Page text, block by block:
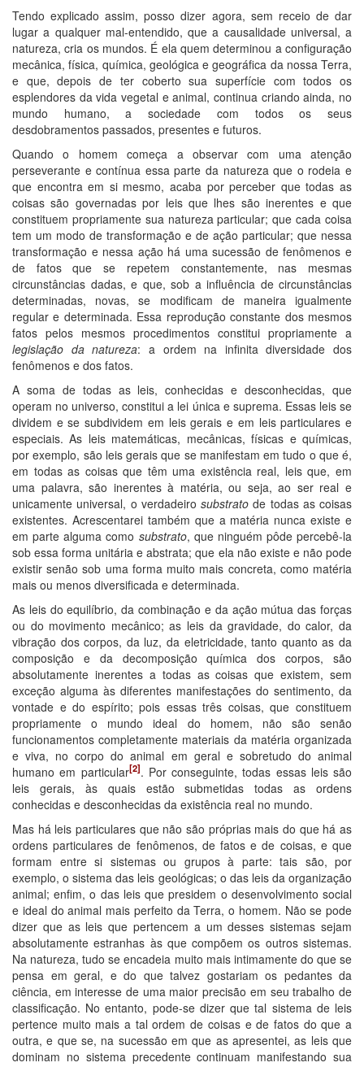
Tendo explicado assim, posso dizer agora, sem receio de dar
lugar a qualquer mal-entendido, que a causalidade universal, a
natureza, cria os mundos. É ela quem determinou a configuração
mecânica, física, química, geológica e geográfica da nossa Terra,
e que, depois de ter coberto sua superfície com todos os
esplendores da vida vegetal e animal, continua criando ainda, no
mundo humano, a sociedade com todos os seus
desdobramentos passados, presentes e futuros.
Quando o homem começa a observar com uma atenção
perseverante e contínua essa parte da natureza que o rodeia e
que encontra em si mesmo, acaba por perceber que todas as
coisas são governadas por leis que lhes são inerentes e que
constituem propriamente sua natureza particular; que cada coisa
tem um modo de transformação e de ação particular; que nessa
transformação e nessa ação há uma sucessão de fenômenos e
de fatos que se repetem constantemente, nas mesmas
circunstâncias dadas, e que, sob a influência de circunstâncias
determinadas, novas, se modificam de maneira igualmente
regular e determinada. Essa reprodução constante dos mesmos
fatos pelos mesmos procedimentos constitui propriamente a
legislação da natureza: a ordem na infinita diversidade dos
fenômenos e dos fatos.
A soma de todas as leis, conhecidas e desconhecidas, que
operam no universo, constitui a lei única e suprema. Essas leis se
dividem e se subdividem em leis gerais e em leis particulares e
especiais. As leis matemáticas, mecânicas, físicas e químicas,
por exemplo, são leis gerais que se manifestam em tudo o que é,
em todas as coisas que têm uma existência real, leis que, em
uma palavra, são inerentes à matéria, ou seja, ao ser real e
unicamente universal, o verdadeiro substrato de todas as coisas
existentes. Acrescentarei também que a matéria nunca existe e
em parte alguma como substrato, que ninguém pôde percebê-la
sob essa forma unitária e abstrata; que ela não existe e não pode
existir senão sob uma forma muito mais concreta, como matéria
mais ou menos diversificada e determinada.
As leis do equilíbrio, da combinação e da ação mútua das forças
ou do movimento mecânico; as leis da gravidade, do calor, da
vibração dos corpos, da luz, da eletricidade, tanto quanto as da
composição e da decomposição química dos corpos, são
absolutamente inerentes a todas as coisas que existem, sem
exceção alguma às diferentes manifestações do sentimento, da
vontade e do espírito; pois essas três coisas, que constituem
propriamente o mundo ideal do homem, não são senão
funcionamentos completamente materiais da matéria organizada
e viva, no corpo do animal em geral e sobretudo do animal
humano em particular[2]. Por conseguinte, todas essas leis são
leis gerais, às quais estão submetidas todas as ordens
conhecidas e desconhecidas da existência real no mundo.
Mas há leis particulares que não são próprias mais do que há as
ordens particulares de fenômenos, de fatos e de coisas, e que
formam entre si sistemas ou grupos à parte: tais são, por
exemplo, o sistema das leis geológicas; o das leis da organização
animal; enfim, o das leis que presidem o desenvolvimento social
e ideal do animal mais perfeito da Terra, o homem. Não se pode
dizer que as leis que pertencem a um desses sistemas sejam
absolutamente estranhas às que compõem os outros sistemas.
Na natureza, tudo se encadeia muito mais intimamente do que se
pensa em geral, e do que talvez gostariam os pedantes da
ciência, em interesse de uma maior precisão em seu trabalho de
classificação. No entanto, pode-se dizer que tal sistema de leis
pertence muito mais a tal ordem de coisas e de fatos do que a
outra, e que se, na sucessão em que as apresentei, as leis que
dominam no sistema precedente continuam manifestando sua